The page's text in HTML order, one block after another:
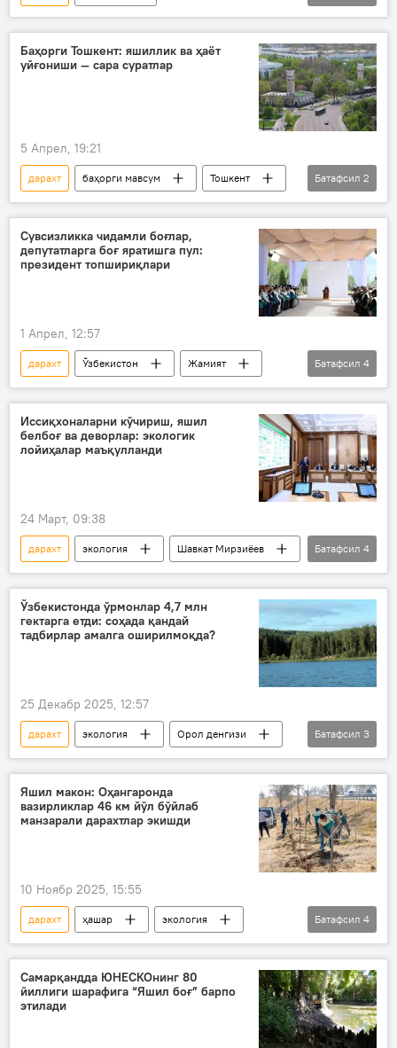
кўп квартирали уйлар
Ўзбекистон
автомобил
Баҳорги Тошкент: яшиллик ва ҳаёт
уйғониши — сара суратлар
5 Апрел, 19:21
дарахт баҳорги мавсум
Тошкент
Фото
“Яшил макон” умуммиллий лойиҳаси
Батафсил 2
Сувсизликка чидамли боғлар,
депутатларга боғ яратишга пул:
президент топшириқлари
1 Апрел, 12:57
дарахт Ўзбекистон
Жамият
экология
Шавкат Мирзиёев
Батафсил 4
Иссиқхоналарни кўчириш, яшил
белбоғ ва деворлар: экологик
лойиҳалар маъқулланди
24 Март, 09:38
дарахт экология
Шавкат Мирзиёев
Тошкент
боғ
Ўзбекистон
Жамият
Батафсил 4
Ўзбекистонда ўрмонлар 4,7 млн
гектарга етди: соҳада қандай
тадбирлар амалга оширилмоқда?
25 Декабр 2025, 12:57
дарахт экология
Орол денгизи
Ўрмон хўжалиги
Жамият
Экология ва иқлим ўзгариши миллий қўмитаси
Батафсил 3
Яшил макон: Оҳангаронда
вазирликлар 46 км йўл бўйлаб
манзарали дарахтлар экишди
10 Ноябр 2025, 15:55
дарахт ҳашар
экология
“Яшил макон” умуммиллий лойиҳаси
Тошкент вилояти
Оҳангарон тумани
Жамият
Батафсил 4
Самарқандда ЮНЕСКОнинг 80
йиллиги шарафига “Яшил боғ” барпо
этилади